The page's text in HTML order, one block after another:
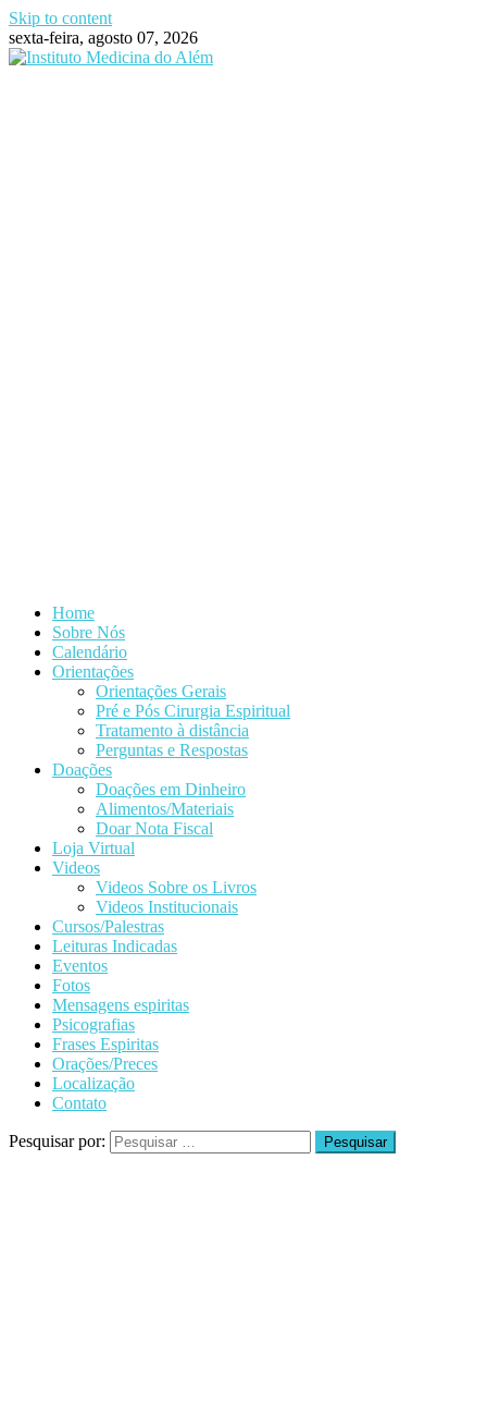
Skip to content
sexta-feira, agosto 07, 2026
Home
Sobre Nós
Calendário
Orientações
Orientações Gerais
Pré e Pós Cirurgia Espiritual
Tratamento à distância
Perguntas e Respostas
Doações
Doações em Dinheiro
Alimentos/Materiais
Doar Nota Fiscal
Loja Virtual
Videos
Videos Sobre os Livros
Videos Institucionais
Cursos/Palestras
Leituras Indicadas
Eventos
Fotos
Mensagens espiritas
Psicografias
Frases Espiritas
Orações/Preces
Localização
Contato
Pesquisar por: